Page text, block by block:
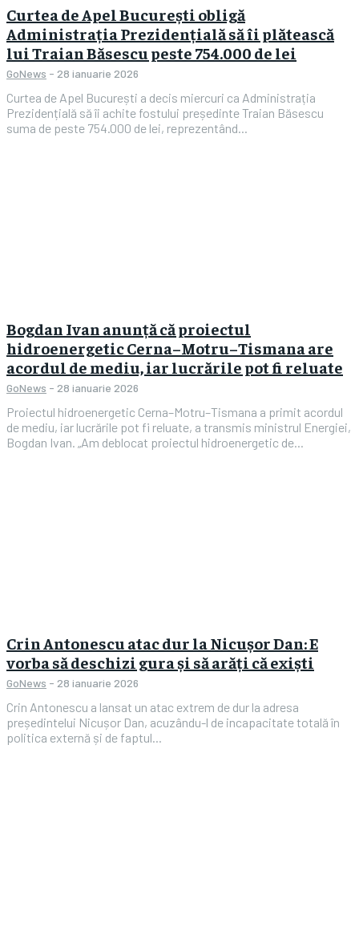
Curtea de Apel București obligă
Administrația Prezidențială să îi plătească
lui Traian Băsescu peste 754.000 de lei
GoNews - 28 ianuarie 2026
Curtea de Apel București a decis miercuri ca Administrația
Prezidențială să îi achite fostului președinte Traian Băsescu
suma de peste 754.000 de lei, reprezentând...
Bogdan Ivan anunță că proiectul
hidroenergetic Cerna–Motru–Tismana are
acordul de mediu, iar lucrările pot fi reluate
GoNews - 28 ianuarie 2026
Proiectul hidroenergetic Cerna–Motru–Tismana a primit acordul
de mediu, iar lucrările pot fi reluate, a transmis ministrul Energiei,
Bogdan Ivan. „Am deblocat proiectul hidroenergetic de...
Crin Antonescu atac dur la Nicușor Dan: E
vorba să deschizi gura și să arăți că exiști
GoNews - 28 ianuarie 2026
Crin Antonescu a lansat un atac extrem de dur la adresa
președintelui Nicușor Dan, acuzându-l de incapacitate totală în
politica externă și de faptul...